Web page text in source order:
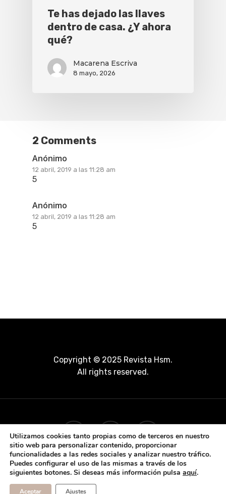
Te has dejado las llaves
dentro de casa. ¿Y ahora
qué?
Macarena Escriva
8 mayo, 2026
2 Comments
Anónimo
12 abril, 2019 a las 11:28 am
5
Anónimo
12 abril, 2019 a las 11:28 am
5
Copyright © 2025 Revista Hsm.
All rights reserved.
Utilizamos cookies tanto propias como de terceros en nuestro
sitio web para personalizar contenido, proporcionar
funcionalidades a las redes sociales y analizar nuestro tráfico.
Puedes configurar el uso de las mismas a través de los
siguientes botones. Si deseas más información pulsa aquí.
Aceptar Ajustes